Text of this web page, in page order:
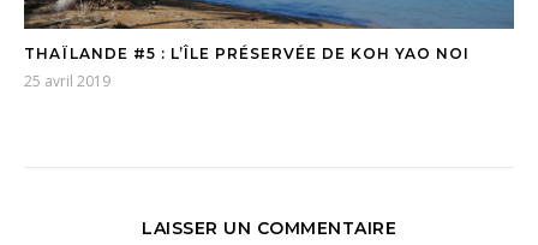
THAÏLANDE #5 : L’ÎLE PRÉSERVÉE DE KOH YAO NOI
25 avril 2019
LAISSER UN COMMENTAIRE